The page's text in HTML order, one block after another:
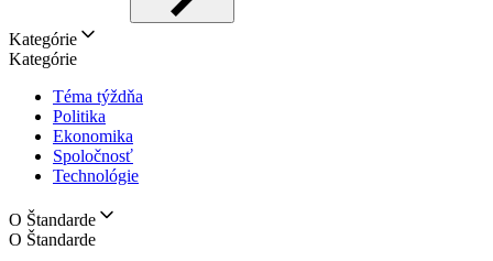
Kategórie
Kategórie
Téma týždňa
Politika
Ekonomika
Spoločnosť
Technológie
O Štandarde
O Štandarde